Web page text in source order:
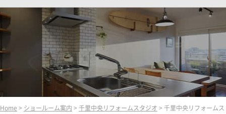
Home > ショールーム案内 > 千里中央リフォームスタジオ > 千里中央リフォームス